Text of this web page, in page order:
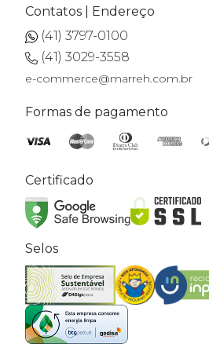
Contatos | Endereço
(41) 3797-0100
(41) 3029-3558
e-commerce@marreh.com.br
Formas de pagamento
Certificado
Selos